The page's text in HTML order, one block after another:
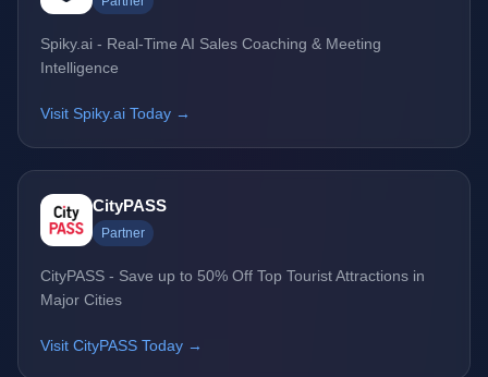
Spiky.ai - Real-Time AI Sales Coaching & Meeting
Intelligence
Visit Spiky.ai Today →
CityPASS
Partner
CityPASS - Save up to 50% Off Top Tourist Attractions in
Major Cities
Visit CityPASS Today →